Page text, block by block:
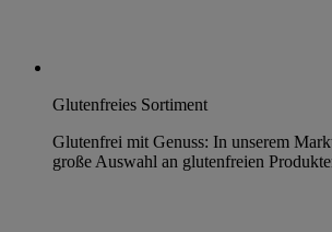
Glutenfreies Sortiment
Glutenfrei mit Genuss: In unserem
große Auswahl an glutenfreien